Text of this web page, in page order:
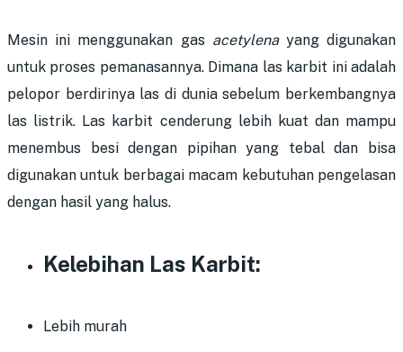
Mesin ini menggunakan gas acetylenayang digunakan
untuk proses pemanasannya. Dimana las karbit ini adalah
pelopor berdirinya las di dunia sebelum berkembangnya
las listrik. Las karbit cenderung lebih kuat dan mampu
menembus besi dengan pipihan yang tebal dan bisa
digunakan untuk berbagai macam kebutuhan pengelasan
dengan hasil yang halus.
Kelebihan Las Karbit:
Lebih murah